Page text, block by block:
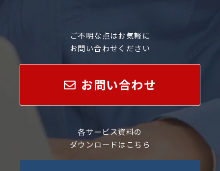
ご不明な点はお気軽に
お問い合わせください
お問い合わせ
各サービス資料の
ダウンロードはこちら